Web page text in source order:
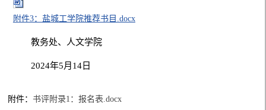
附件3：盐城工学院推荐书目.docx
教务处、人文学院
2024年5月14日
附件：书评附录1：报名表.docx